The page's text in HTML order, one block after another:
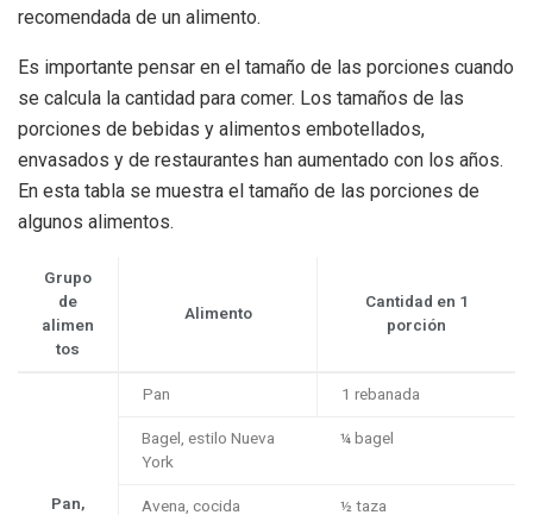
recomendada de un alimento.
Es importante pensar en el tamaño de las porciones cuando
se calcula la cantidad para comer. Los tamaños de las
porciones de bebidas y alimentos embotellados,
envasados y de restaurantes han aumentado con los años.
En esta tabla se muestra el tamaño de las porciones de
algunos alimentos.
Grupo
de
alimen
tos
Alimento
Cantidad en 1
porción
Pan,
Pan
1 rebanada
Bagel, estilo Nueva
York
¼ bagel
Avena, cocida
½ taza